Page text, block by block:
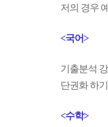
저의 경우
<국어>
기출분석
단권화 하기
<수학>